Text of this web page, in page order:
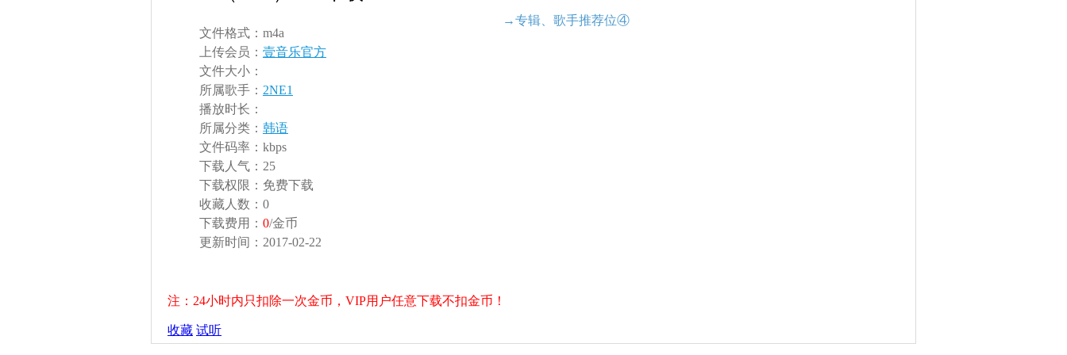
→专辑、歌手推荐位④
文件格式： m4a
上传会员： 壹音乐官方
文件大小：
所属歌手： 2NE1
播放时长：
所属分类： 韩语
文件码率： kbps
下载人气： 25
下载权限： 免费下载
收藏人数： 0
下载费用： 0/金币
更新时间： 2017-02-22
注：24小时内只扣除一次金币，VIP用户任意下载不扣金币！
收藏 试听